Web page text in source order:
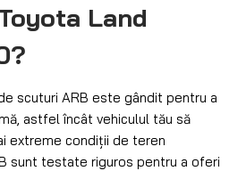
Land
scuturi ARB este gândit pentru a
astfel încât vehiculul tău să
extreme condiții de teren
sunt testate riguros pentru a oferi